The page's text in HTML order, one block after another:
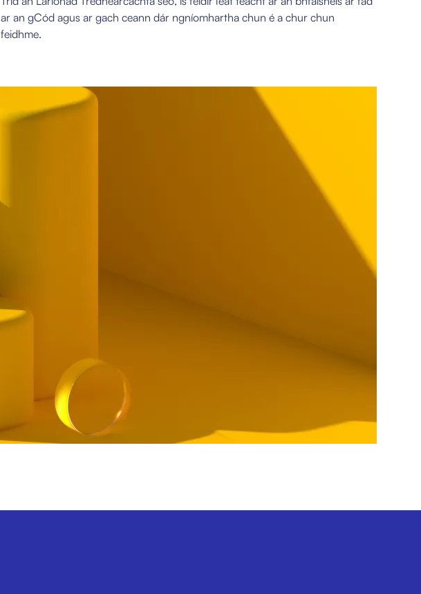
ar an gCód agus ar gach ceann dár ngníomhartha chun é a chur chun
feidhme.